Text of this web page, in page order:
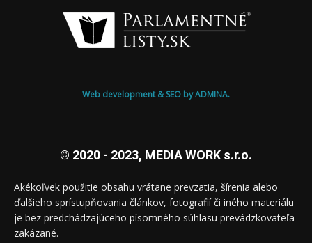
Web development & SEO by ADMINA.
© 2020 - 2023, MEDIA WORK s.r.o.
Akékoľvek použitie obsahu vrátane prevzatia, šírenia alebo
ďalšieho sprístupňovania článkov, fotografií či iného materiálu
je bez predchádzajúceho písomného súhlasu prevádzkovateľa
zakázané.